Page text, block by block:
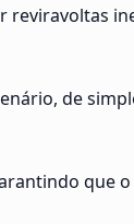
reviravoltas
de
que